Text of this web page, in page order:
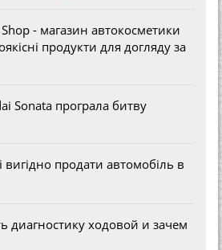
- магазин автокосметики
продукти для догляду за
Sonata програла битву
продати автомобіль в
диагностику ходовой и зачем